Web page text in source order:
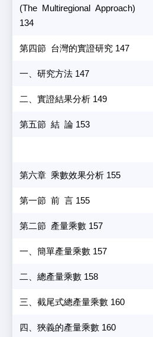
(The Multiregional Approach)
134
第四節 台灣的實證研究 147
一、研究方法 147
二、實證結果分析 149
第五節 結 論 153
第六章 乘數效果分析 155
第一節 前 言 155
第二節 產量乘數 157
一、簡單產量乘數 157
二、總產量乘數 158
三、截尾式總產量乘數 160
四、狹義的產量乘數 160